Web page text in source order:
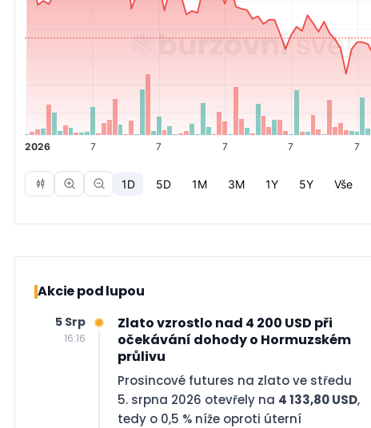
Akcie pod lupou
5 Srp
16:16
Zlato vzrostlo nad 4 200 USD při
očekávání dohody o Hormuzském
průlivu
Prosincové futures na zlato ve středu
5. srpna 2026 otevřely na 4 133,80 USD,
tedy o 0,5 % níže oproti úterní